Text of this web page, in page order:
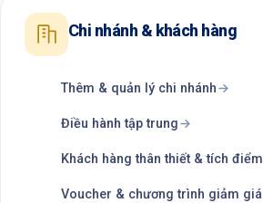
Chi nhánh & khách hàng
Thêm & quản lý chi nhánh
Điều hành tập trung
Khách hàng thân thiết & tích điểm
Voucher & chương trình giảm giá